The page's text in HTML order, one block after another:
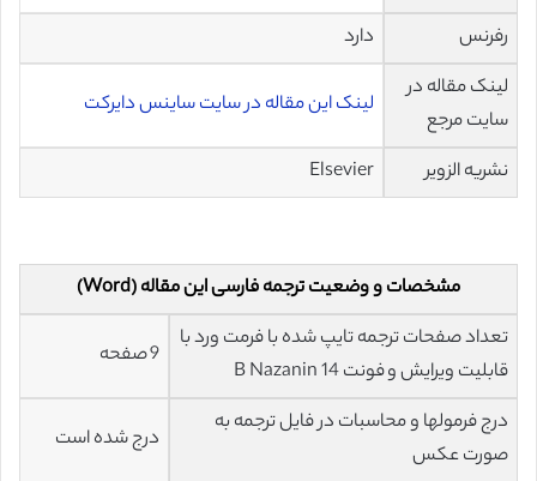
رفرنس
دارد
لینک مقاله در
سایت مرجع
لینک این مقاله در سایت ساینس دایرکت
نشریه الزویر Elsevier
مشخصات و وضعیت ترجمه فارسی این مقاله (Word)
تعداد صفحات ترجمه تایپ شده با فرمت ورد با
قابلیت ویرایش و فونت 14 B Nazanin
9 صفحه
درج فرمولها و محاسبات در فایل ترجمه به
صورت عکس
درج شده است